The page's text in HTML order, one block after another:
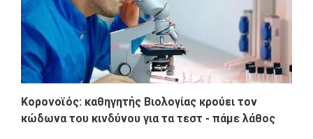
Κορονοϊός: καθηγητής Βιολογίας κρούει τον
κώδωνα του κινδύνου για τα τεστ - πάμε λάθος